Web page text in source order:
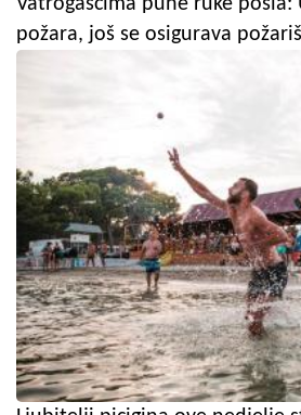
požara, još se osigurava